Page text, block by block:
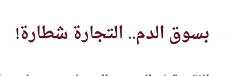
بسوق الدم.. التجارة شطارة!